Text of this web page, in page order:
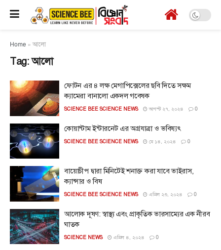
Home »আলো
Tag:আলো
ফোটন এর ৪ লক্ষ মেগাপিক্সেলের ছবি দিতে সক্ষম
ক্যামেরা বানালো একদল গবেষক
SCIENCE BEE SCIENCE NEWS আগস্ট ২৭, ২০২৪ 0
কোয়ান্টাম ইন্টারনেট এর অগ্রযাত্রা ও ভবিষ্যৎ
SCIENCE BEE SCIENCE NEWS মে ১৪, ২০২৪ 0
বায়োচীপ দ্বারা মিনিটেই শনাক্ত করা যাবে ভাইরাস,
ক্যান্সার ও বিষ
SCIENCE BEE SCIENCE NEWS এপ্রিল ২৩, ২০২৪ 0
আলোক দূষণ: স্বাস্থ্য এবং প্রাকৃতিক ভারসাম্যের এক নীরব
ঘাতক
SCIENCE NEWS এপ্রিল ৪, ২০২৪ 0